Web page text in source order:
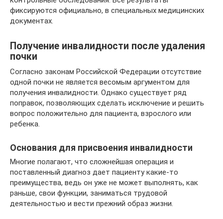
фиксируются официально, в специальных медицинских
документах.
Получение инвалидности после удаления
почки
Согласно законам Российской Федерации отсутствие
одной почки не является весомым аргументом для
получения инвалидности. Однако существует ряд
поправок, позволяющих сделать исключение и решить
вопрос положительно для пациента, взрослого или
ребенка.
Основания для присвоения инвалидности
Многие полагают, что сложнейшая операция и
поставленный диагноз дает пациенту какие-то
преимущества, ведь он уже не может выполнять, как
раньше, свои функции, заниматься трудовой
деятельностью и вести прежний образ жизни.